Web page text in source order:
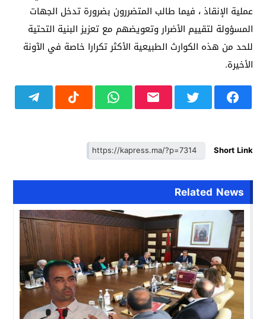
عملية الإنقاذ ، فيما طالب المتضررون بضرورة تدخل الجهات
المسؤولة لتقييم الأضرار وتعويضهم مع تعزيز البنية التحتية
للحد من هذه الكوارث الطبيعية الأكثر تكرارا خاصة في الآونة
الأخيرة.
Short Link
Related News